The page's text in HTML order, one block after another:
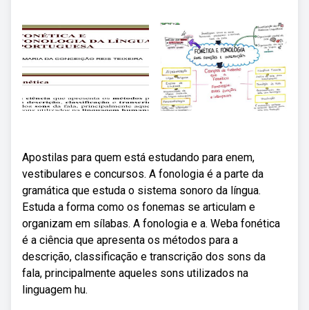
Apostilas para quem está estudando para enem,
vestibulares e concursos. A fonologia é a parte da
gramática que estuda o sistema sonoro da língua.
Estuda a forma como os fonemas se articulam e
organizam em sílabas. A fonologia e a. Weba fonética
é a ciência que apresenta os métodos para a
descrição, classificação e transcrição dos sons da
fala, principalmente aqueles sons utilizados na
linguagem hu.